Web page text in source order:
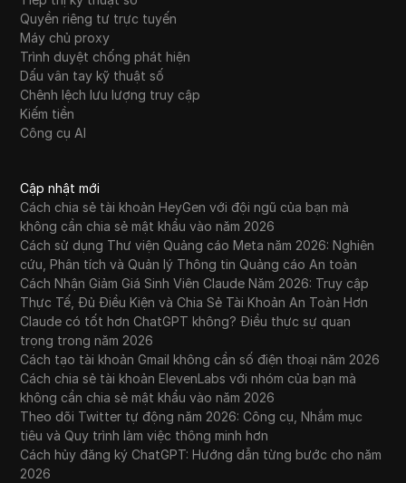
Quyền riêng tư trực tuyến
Máy chủ proxy
Trình duyệt chống phát hiện
Dấu vân tay kỹ thuật số
Chênh lệch lưu lượng truy cập
Kiếm tiền
Công cụ AI
Cập nhật mới
Cách chia sẻ tài khoản HeyGen với đội ngũ của bạn mà
không cần chia sẻ mật khẩu vào năm 2026
Cách sử dụng Thư viện Quảng cáo Meta năm 2026: Nghiên
cứu, Phân tích và Quản lý Thông tin Quảng cáo An toàn
Cách Nhận Giảm Giá Sinh Viên Claude Năm 2026: Truy cập
Thực Tế, Đủ Điều Kiện và Chia Sẻ Tài Khoản An Toàn Hơn
Claude có tốt hơn ChatGPT không? Điều thực sự quan
trọng trong năm 2026
Cách tạo tài khoản Gmail không cần số điện thoại năm 2026
Cách chia sẻ tài khoản ElevenLabs với nhóm của bạn mà
không cần chia sẻ mật khẩu vào năm 2026
Theo dõi Twitter tự động năm 2026: Công cụ, Nhắm mục
tiêu và Quy trình làm việc thông minh hơn
Cách hủy đăng ký ChatGPT: Hướng dẫn từng bước cho năm
2026